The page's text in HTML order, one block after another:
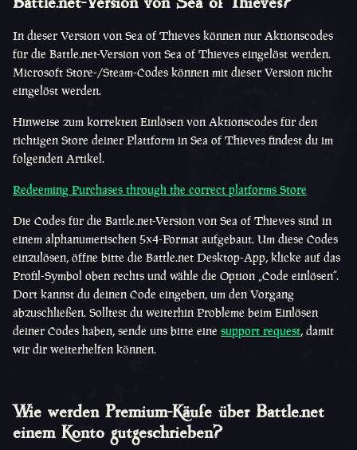
In dieser Version von Sea of Thieves können nur Aktionscodes
für die Battle.net-Version von Sea of Thieves eingelöst werden.
Microsoft Store-/Steam-Codes können mit dieser Version nicht
eingelöst werden.
Hinweise zum korrekten Einlösen von Aktionscodes für den
richtigen Store deiner Plattform in Sea of Thieves findest du im
folgenden Artikel.
Redeeming Purchases through the correct platforms Store
Die Codes für die Battle.net-Version von Sea of Thieves sind in
einem alphanumerischen 5x4-Format aufgebaut. Um diese Codes
einzulösen, öffne bitte die Battle.net Desktop-App, klicke auf das
Profil-Symbol oben rechts und wähle die Option „Code einlösen“.
Dort kannst du deinen Code eingeben, um den Vorgang
abzuschließen. Solltest du weiterhin Probleme beim Einlösen
deiner Codes haben, sende uns bitte eine support request, damit
wir dir weiterhelfen können.
Wie werden Premium-Käufe über Battle.net
einem Konto gutgeschrieben?